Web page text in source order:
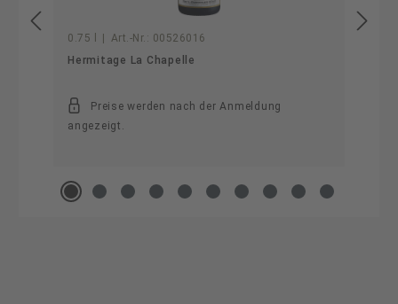
0.75 l Art.-Nr.: 00526016
Hermitage La Chapelle
Preise werden nach der Anmeldung
angezeigt.